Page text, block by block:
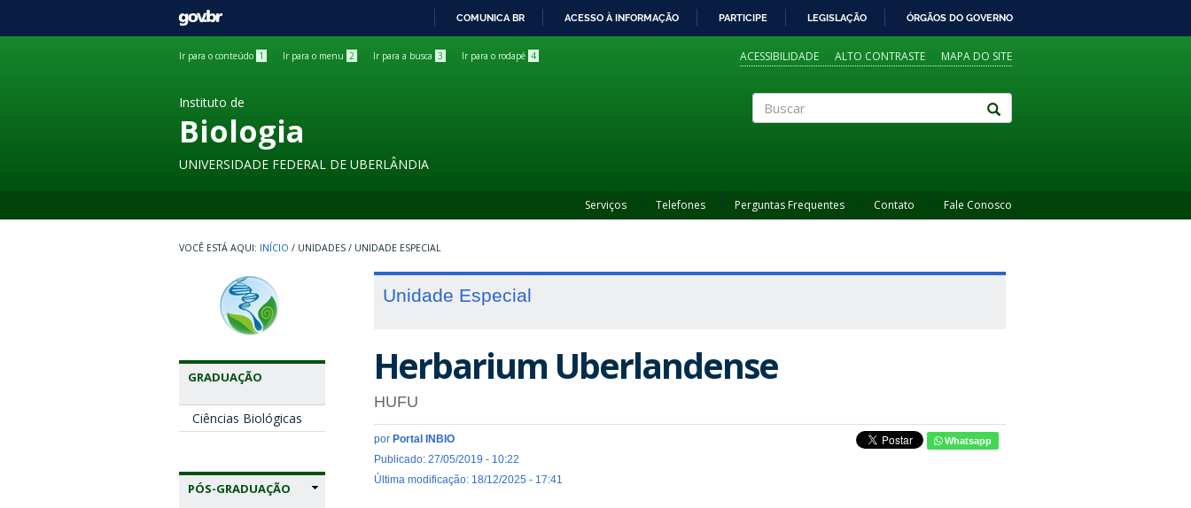
GOVBR
COMUNICA BR ACESSO À INFORMAÇÃO PARTICIPE LEGISLAÇÃO ÓRGÃOS DO GOVERNO
Ir para o conteúdo 1 Ir para o menu 2 Ir para a busca 3 Ir para o rodapé 4 ACESSIBILIDADE ALTO CONTRASTE MAPA DO SITE
Instituto de
Biologia
UNIVERSIDADE FEDERAL DE UBERLÂNDIA
Serviços Telefones Perguntas Frequentes Contato Fale Conosco
INÍCIO / UNIDADES / UNIDADE ESPECIAL
GRADUAÇÃO
Ciências Biológicas
PÓS-GRADUAÇÃO
Unidade Especial
Herbarium Uberlandense
HUFU
por Portal INBIO
Publicado: 27/05/2019 - 10:22
Última modificação: 18/12/2025 - 17:41
Whatsapp